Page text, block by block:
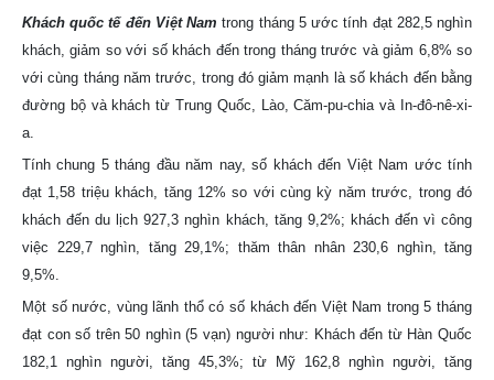
Khách quốc tế đến Việt Nam trong tháng 5 ước tính đạt 282,5 nghìn
khách, giảm so với số khách đến trong tháng trước và giảm 6,8% so
với cùng tháng năm trước, trong đó giảm mạnh là số khách đến bằng
đường bộ và khách từ Trung Quốc, Lào, Căm-pu-chia và In-đô-nê-xi-
a.
Tính chung 5 tháng đầu năm nay, số khách đến Việt Nam ước tính
đạt 1,58 triệu khách, tăng 12% so với cùng kỳ năm trước, trong đó
khách đến du lịch 927,3 nghìn khách, tăng 9,2%; khách đến vì công
việc 229,7 nghìn, tăng 29,1%; thăm thân nhân 230,6 nghìn, tăng
9,5%.
Một số nước, vùng lãnh thổ có số khách đến Việt Nam trong 5 tháng
đạt con số trên 50 nghìn (5 vạn) người như: Khách đến từ Hàn Quốc
182,1 nghìn người, tăng 45,3%; từ Mỹ 162,8 nghìn người, tăng